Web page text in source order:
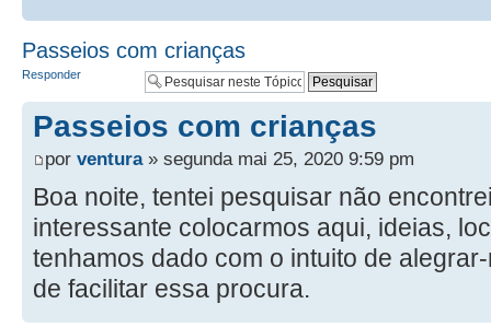
Passeios com crianças
Responder
Passeios com crianças
por ventura» segunda mai 25, 2020 9:59 pm
Boa noite, tentei pesquisar não
interessante colocarmos aqui, ideias,
tenhamos dado com o intuito de
de facilitar essa procura.